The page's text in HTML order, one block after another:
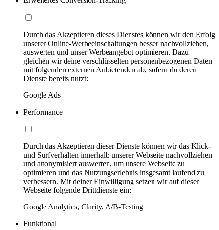
Durch das Akzeptieren dieses Dienstes können wir den Erfolg
unserer Online-Werbeeinschaltungen besser nachvollziehen,
auswerten und unser Werbeangebot optimieren. Dazu
gleichen wir deine verschlüsselten personenbezogenen Daten
mit folgenden externen Anbietenden ab, sofern du deren
Dienste bereits nutzt:
Google Ads
Performance
Durch das Akzeptieren dieser Dienste können wir das Klick-
und Surfverhalten innerhalb unserer Webseite nachvollziehen
und anonymisiert auswerten, um unsere Webseite zu
optimieren und das Nutzungserlebnis insgesamt laufend zu
verbessern. Mit deiner Einwilligung setzen wir auf dieser
Webseite folgende Drittdienste ein:
Google Analytics, Clarity, A/B-Testing
Funktional